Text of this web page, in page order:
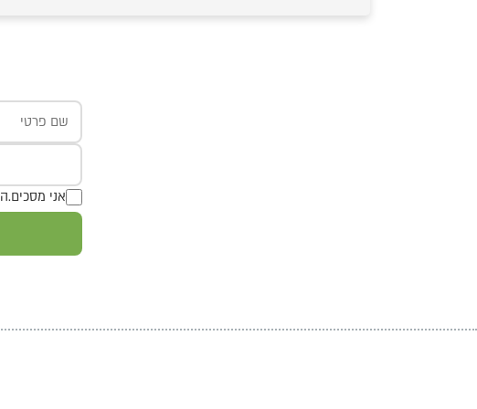
אני מסכים.ה